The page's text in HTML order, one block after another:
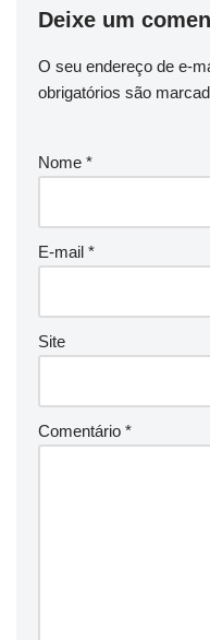
Deixe um
O seu endereço de e-
obrigatórios são
Nome *
E-mail *
Site
Comentário *